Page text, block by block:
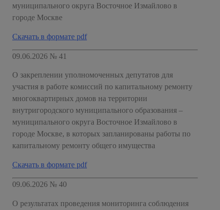
муниципального округа Восточное Измайлово в
городе Москве
Скачать в формате pdf
09.06.2026 № 41
О закреплении уполномоченных депутатов для
участия в работе комиссий по капитальному ремонту
многоквартирных домов на территории
внутригородского муниципального образования –
муниципального округа Восточное Измайлово в
городе Москве, в которых запланированы работы по
капитальному ремонту общего имущества
Скачать в формате pdf
09.06.2026 № 40
О результатах проведения мониторинга соблюдения